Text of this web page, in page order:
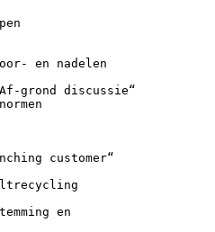
en nadelen
grond discussie“
customer“
en